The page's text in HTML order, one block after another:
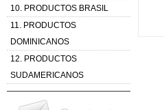
10. PRODUCTOS BRASIL
11. PRODUCTOS
DOMINICANOS
12. PRODUCTOS
SUDAMERICANOS